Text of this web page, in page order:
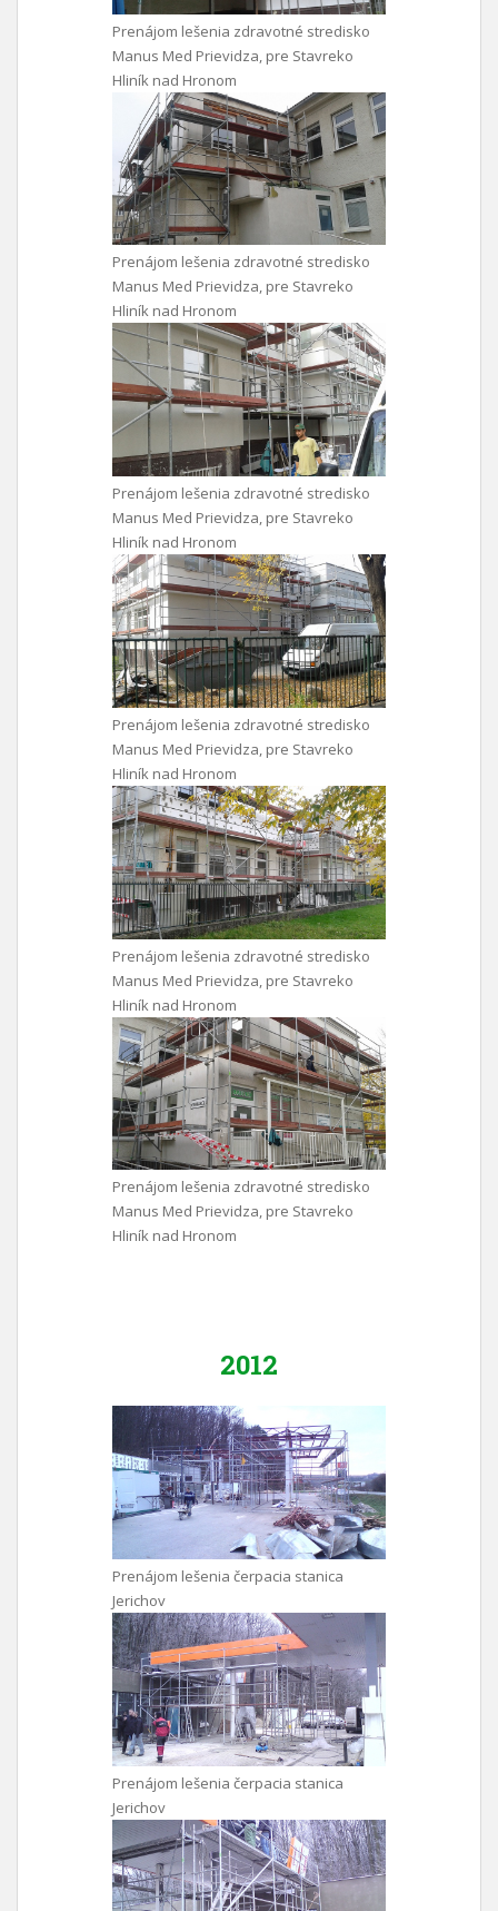
Prenájom lešenia zdravotné stredisko
Manus Med Prievidza, pre Stavreko
Hliník nad Hronom
Prenájom lešenia zdravotné stredisko
Manus Med Prievidza, pre Stavreko
Hliník nad Hronom
Prenájom lešenia zdravotné stredisko
Manus Med Prievidza, pre Stavreko
Hliník nad Hronom
Prenájom lešenia zdravotné stredisko
Manus Med Prievidza, pre Stavreko
Hliník nad Hronom
Prenájom lešenia zdravotné stredisko
Manus Med Prievidza, pre Stavreko
Hliník nad Hronom
Prenájom lešenia zdravotné stredisko
Manus Med Prievidza, pre Stavreko
Hliník nad Hronom
2012
Prenájom lešenia čerpacia stanica
Jerichov
Prenájom lešenia čerpacia stanica
Jerichov